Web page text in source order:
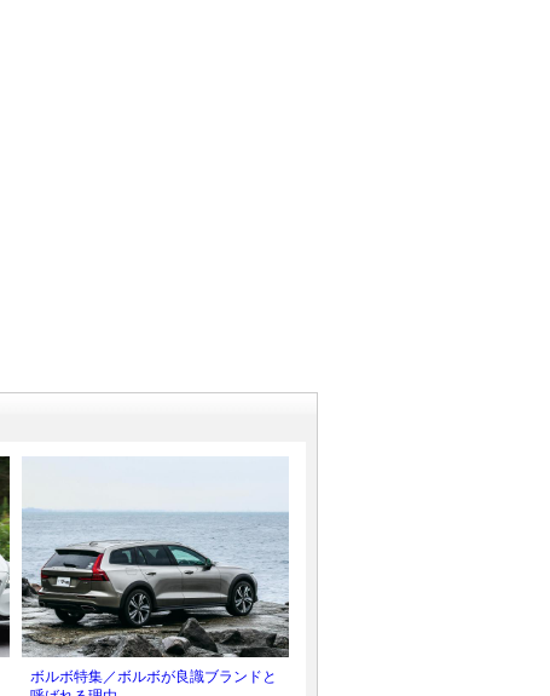
ボルボ特集／ボルボが良識ブランドと